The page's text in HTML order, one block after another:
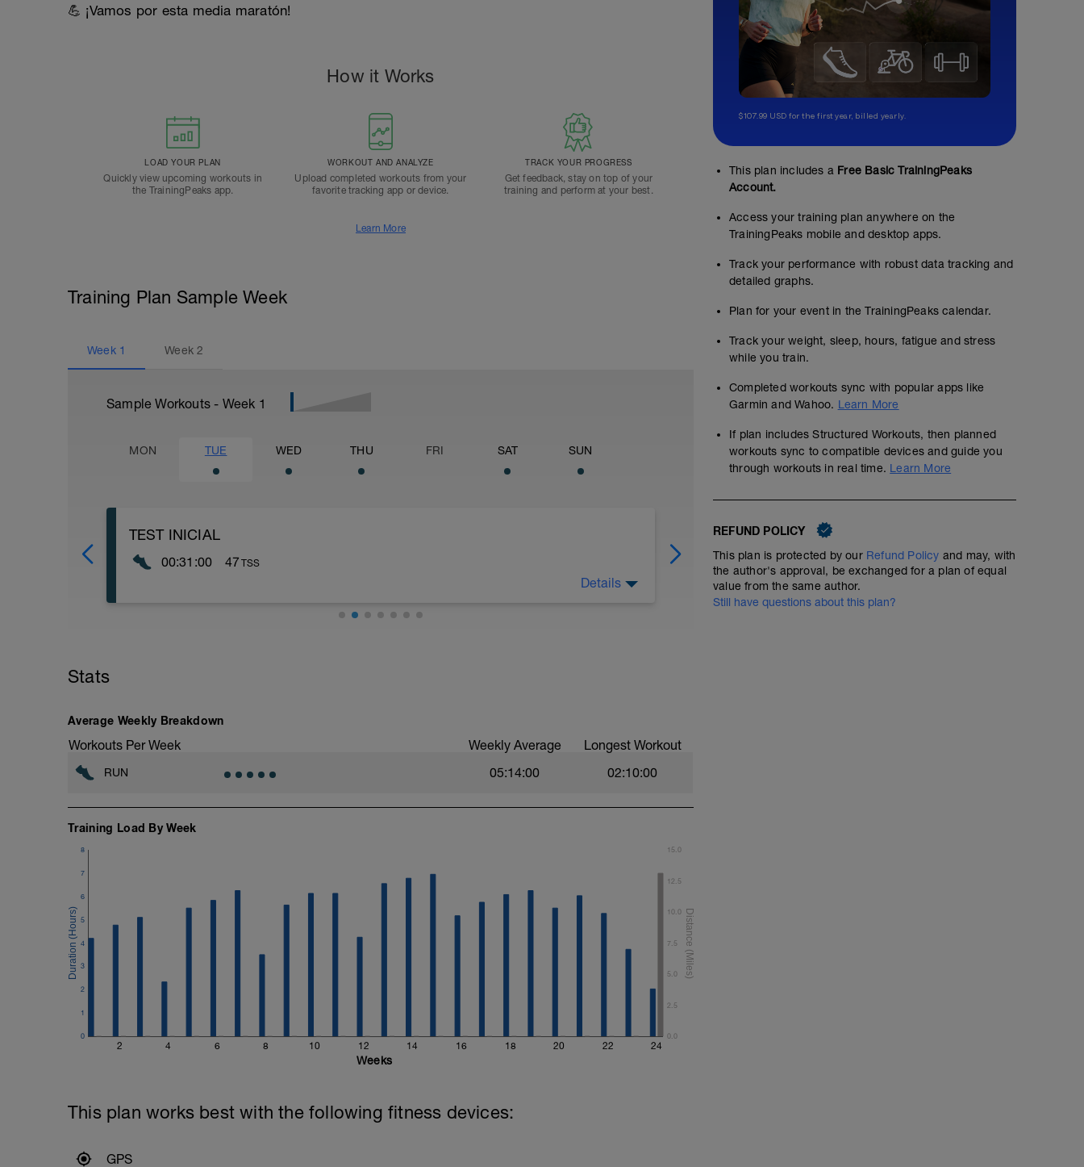
💪 ¡Vamos por esta media maratón!
How it Works
LOAD YOUR PLAN
Quickly view upcoming workouts in
the TrainingPeaks app.
WORKOUT AND ANALYZE
Upload completed workouts from your
favorite tracking app or device.
TRACK YOUR PROGRESS
Get feedback, stay on top of your
training and perform at your best.
Learn More
Training Plan Sample Week
Week 1 Week2
Sample Workouts - Week 1
MON TUE WED THU FRI SAT SUN
TEST INICIAL
00:31:00 47 TSS
Este test nos servirá para entender mejor el lenguaje del entrenamiento.
más a fondo qué son las zonas de entrenamiento)
Comencemos con el test.
Principal: 20' de trote lo más continuo fuerte posible.
Details
Recovery - 50
00:50:00 45 Structured Workout
Stats
Average Weekly Breakdown
Workouts Per Week Weekly Average Longest Workout
RUN 05:14:00 02:10:00
Training Load By Week
2 4 6 8 10 12 14 16 18 20 22 24
0
1
2
3
4
5
6
7
8
0.0
2.5
5.0
7.5
10.0
12.5
15.0
Weeks
This plan works best with the following fitness devices:
GPS
$107.99 USD for the first year, billed yearly.
This plan includes a Free Basic TrainingPeaks
Account.
Access your training plan anywhere on the
TrainingPeaks mobile and desktop apps.
Track your performance with robust data tracking and
detailed graphs.
Plan for your event in the TrainingPeaks calendar.
Track your weight, sleep, hours, fatigue and stress
while you train.
Completed workouts sync with popular apps like
Garmin and Wahoo. Learn More
If plan includes Structured Workouts, then planned
workouts sync to compatible devices and guide you
through workouts in real time. Learn More
REFUND POLICY
This plan is protected by our Refund Policy and may, with
the author's approval, be exchanged for a plan of equal
value from the same author.
Still have questions about this plan?